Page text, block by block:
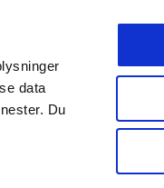
data
Du
MINISTERIET